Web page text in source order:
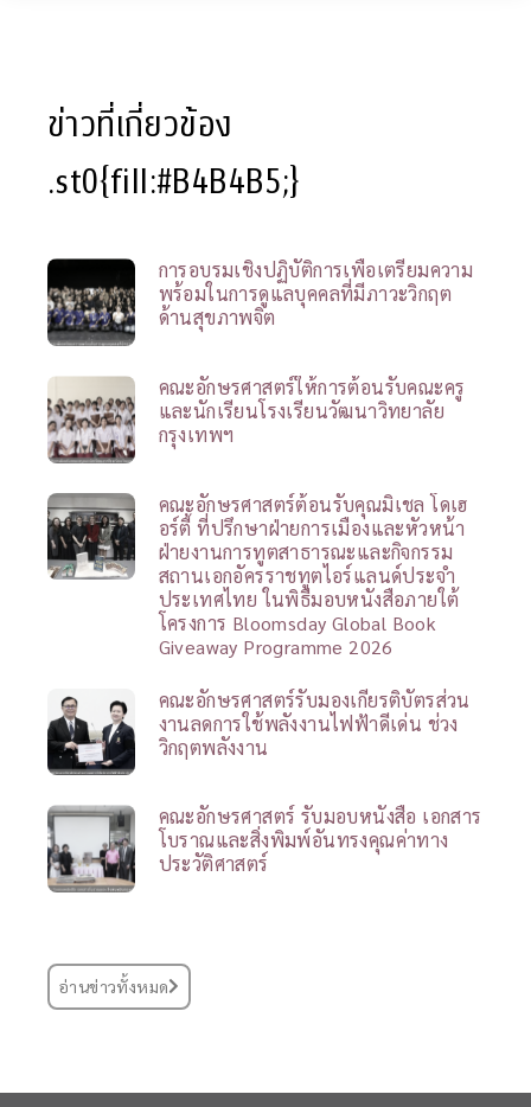
ข่าวที่เกี่ยวข้อง
.st0{fill:#B4B4B5;}
การอบรมเชิงปฏิบัติการเพื่อเตรียมความ
พร้อมในการดูแลบุคคลที่มีภาวะวิกฤต
ด้านสุขภาพจิต
คณะอักษรศาสตร์ให้การต้อนรับคณะครู
และนักเรียนโรงเรียนวัฒนาวิทยาลัย
กรุงเทพฯ
คณะอักษรศาสตร์ต้อนรับคุณมิเชล โดเฮ
อร์ตี้ ที่ปรึกษาฝ่ายการเมืองและหัวหน้า
ฝ่ายงานการทูตสาธารณะและกิจกรรม
สถานเอกอัครราชทูตไอร์แลนด์ประจำ
ประเทศไทย ในพิธีมอบหนังสือภายใต้
โครงการ Bloomsday Global Book
Giveaway Programme 2026
คณะอักษรศาสตร์รับมองเกียรติบัตรส่วน
งานลดการใช้พลังงานไฟฟ้าดีเด่น ช่วง
วิกฤตพลังงาน
คณะอักษรศาสตร์ รับมอบหนังสือ เอกสาร
โบราณและสิ่งพิมพ์อันทรงคุณค่าทาง
ประวัติศาสตร์
อ่านข่าวทั้งหมด